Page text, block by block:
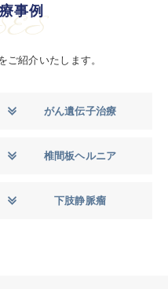
事例
ご紹介いたします。
がん遺伝子治療
椎間板ヘルニア
下肢静脈瘤